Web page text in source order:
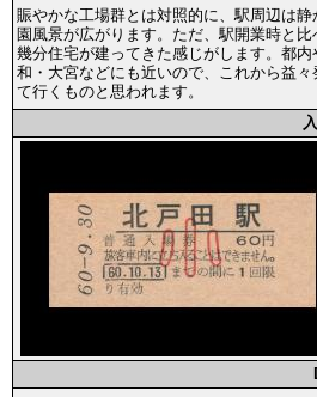
賑やかな工場群とは対照的に、駅周辺は静
園風景が広がります。ただ、駅開業時と比
幾分住宅が建ってきた感じがします。都内
和・大宮などにも近いので、これから益々
て行くものと思われます。